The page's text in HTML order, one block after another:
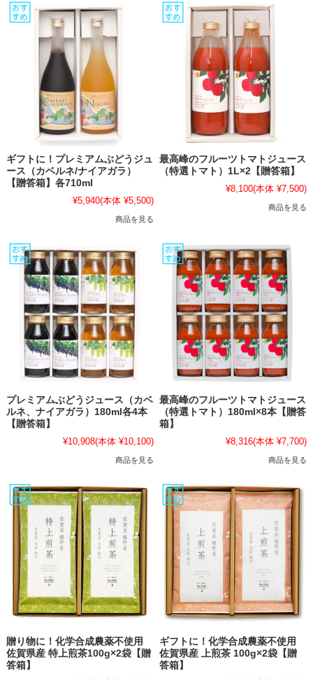
ギフトに！プレミアムぶどうジュ
ース（カベルネ/ナイアガラ）
【贈答箱】各710ml
¥5,940(本体 ¥5,500)
商品を見る
最高峰のフルーツトマトジュース
（特選トマト）1L×2【贈答箱】
¥8,100(本体 ¥7,500)
商品を見る
プレミアムぶどうジュース（カベ
ルネ、ナイアガラ）180ml各4本
【贈答箱】
¥10,908(本体 ¥10,100)
商品を見る
最高峰のフルーツトマトジュース
（特選トマト）180ml×8本【贈答
箱】
¥8,316(本体 ¥7,700)
商品を見る
贈り物に！化学合成農薬不使用
佐賀県産 特上煎茶100g×2袋【贈
答箱】
ギフトに！化学合成農薬不使用
佐賀県産 上煎茶 100g×2袋【贈
答箱】